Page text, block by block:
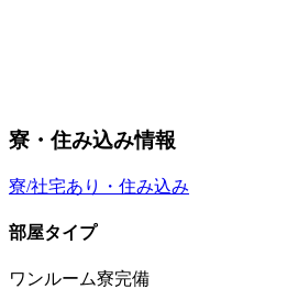
寮・住み込み情報
寮/社宅あり・住み込み
部屋タイプ
ワンルーム寮完備